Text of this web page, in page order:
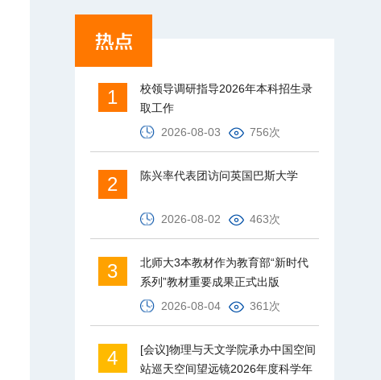
1
校领导调研指导2026年本科招生录
取工作
2026-08-03
756次
2 陈兴率代表团访问英国巴斯大学
2026-08-02 463次
3
北师大3本教材作为教育部“新时代
系列”教材重要成果正式出版
2026-08-04
361次
4
[会议]物理与天文学院承办中国空间
站巡天空间望远镜2026年度科学年